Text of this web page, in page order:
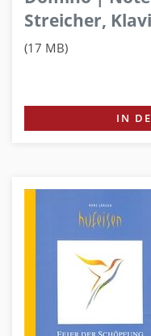
Streicher,
(17 MB)
IN